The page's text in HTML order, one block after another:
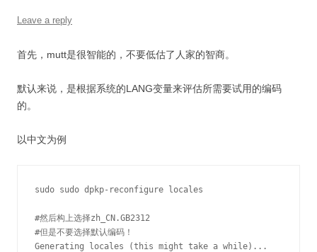
Leave a reply
首先，mutt是很智能的，不要低估了人家的智商。
默认来说，是根据系统的LANG变量来评估所需要试用的编码
的。
以中文为例
sudo sudo dpkp-reconfigure locales
#然后构上选择zh_CN.GB2312
#但是不要选择默认编码！
Generating locales (this might take a while)...